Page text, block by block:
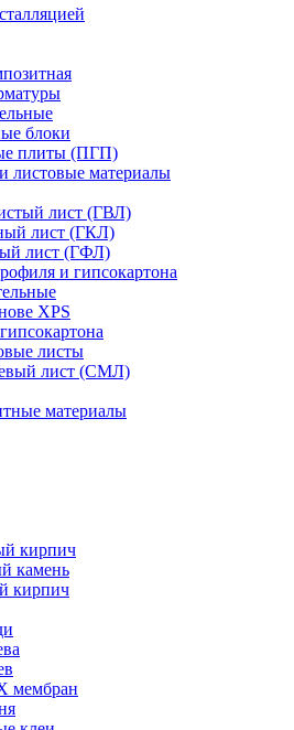
блоки
плиты (ПГП)
листовые материалы
лист (ГВЛ)
лист (ГКЛ)
лист (ГФЛ)
и гипсокартона
XPS
листы
лист (СМЛ)
материалы
кирпич
камень
кирпич
мембран